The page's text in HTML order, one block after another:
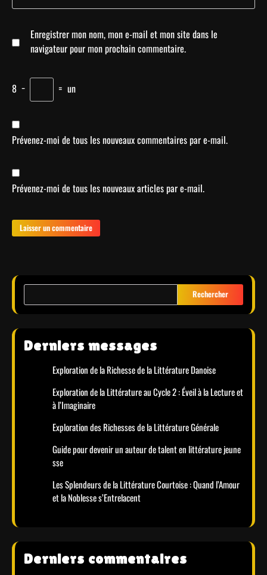
Enregistrer mon nom, mon e-mail et mon site dans le
navigateur pour mon prochain commentaire.
8 − = un
Prévenez-moi de tous les nouveaux commentaires par e-mail.
Prévenez-moi de tous les nouveaux articles par e-mail.
Rechercher
Derniers messages
Exploration de la Richesse de la Littérature Danoise
Exploration de la Littérature au Cycle 2 : Éveil à la Lecture et
à l’Imaginaire
Exploration des Richesses de la Littérature Générale
Guide pour devenir un auteur de talent en littérature jeune
sse
Les Splendeurs de la Littérature Courtoise : Quand l’Amour
et la Noblesse s’Entrelacent
Derniers commentaires